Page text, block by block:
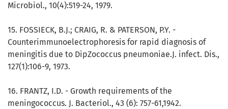
Microbiol., 10(4):519-24, 1979.
15. FOSSIECK, B.J.; CRAIG, R. & PATERSON, P.Y. -
Counterimmunoelectrophoresis for rapid diagnosis of
meningitis due to DipZococcus pneumoniae.J. infect. Dis.,
127(1):106-9, 1973.
16. FRANTZ, I.D. - Growth requirements of the
meningococcus. J. Bacteriol., 43 (6): 757-61,1942.